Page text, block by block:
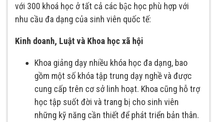
với 300 khoá học ở tất cả các bậc học phù hợp với
nhu cầu đa dạng của sinh viên quốc tế:
Kinh doanh, Luật và Khoa học xã hội
Khoa giảng dạy nhiều khóa học đa dạng, bao
gồm một số khóa tập trung dạy nghề và được
cung cấp trên cơ sở linh hoạt. Khoa cũng hỗ trợ
học tập suốt đời và trang bị cho sinh viên
những kỹ năng cần thiết để phát triển bản thân.